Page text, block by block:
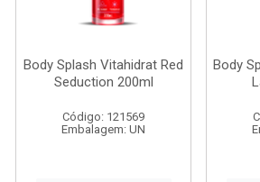
Body Splash Vitahidrat Red
Seduction 200ml
Código: 121569
Embalagem: UN
Body